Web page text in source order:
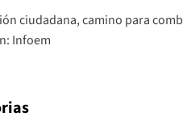
ciudadana, camino para
Infoem